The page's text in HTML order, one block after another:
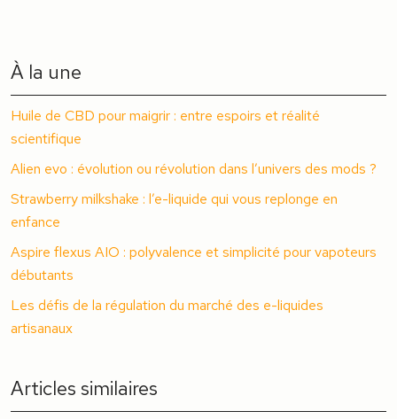
À la une
Huile de CBD pour maigrir : entre espoirs et réalité
scientifique
Alien evo : évolution ou révolution dans l’univers des mods ?
Strawberry milkshake : l’e-liquide qui vous replonge en
enfance
Aspire flexus AIO : polyvalence et simplicité pour vapoteurs
débutants
Les défis de la régulation du marché des e-liquides
artisanaux
Articles similaires